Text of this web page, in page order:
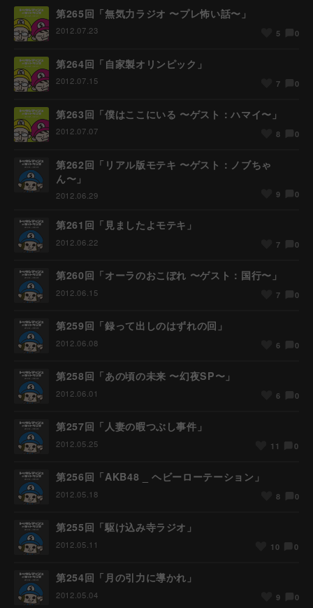
第265回「無気力ラジオ 〜プレ怖い話〜」
2012.07.23 5 0
第264回「自家製オリンピック」
2012.07.15 7 0
第263回「僕はここにいる 〜ゲスト：ハマイ〜」
2012.07.07 8 0
第262回「リアル版モテキ 〜ゲスト：ノブちゃ
ん〜」
2012.06.29 9 0
第261回「見ましたよモテキ」
2012.06.22 7 0
第260回「オーラのおこぼれ 〜ゲスト：国行〜」
2012.06.15 7 0
第259回「録って出しのはずれの回」
2012.06.08 6 0
第258回「あの頃の未来 〜幻夜SP〜」
2012.06.01 6 0
第257回「人妻の暇つぶし事件」
2012.05.25 11 0
第256回「AKB48 _ ヘビーローテーション」
2012.05.18 8 0
第255回「駆け込み寺ラジオ」
2012.05.11 10 0
第254回「月の引力に導かれ」
2012.05.04 9 0